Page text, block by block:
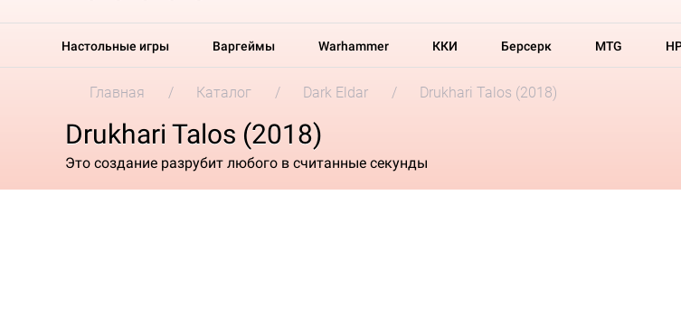
Настольные игры Варгеймы Warhammer ККИ Берсерк MTG
Главная Каталог Dark Eldar Drukhari Talos (2018)
Drukhari Talos (2018)
Это создание разрубит любого в считанные секунды